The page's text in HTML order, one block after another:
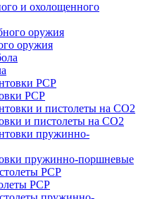
и охолощенного
оружия
PCP
и пистолеты на CO2
пружинно-поршневые
PCP